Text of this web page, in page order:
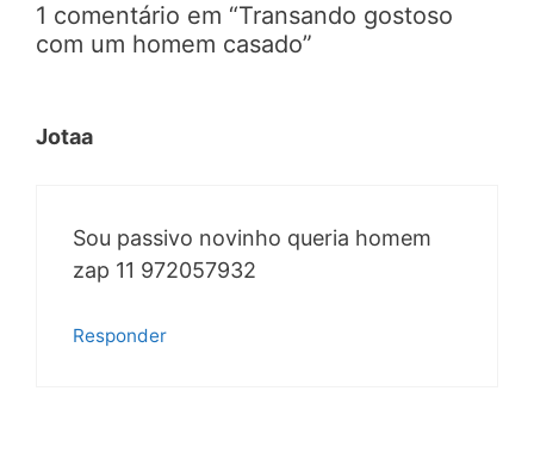
1 comentário em “Transando gostoso
com um homem casado”
Jotaa
Sou passivo novinho queria homem
zap 11 972057932
Responder